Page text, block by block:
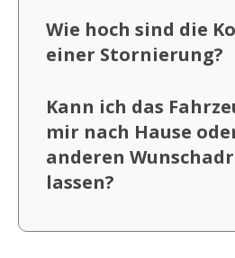
Wie hoch sind die
einer Stornierung?
Kann ich das
mir nach Hause
anderen
lassen?